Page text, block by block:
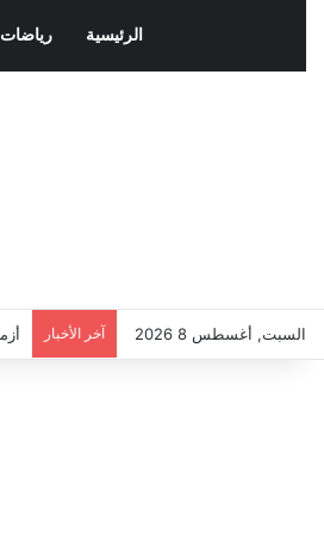
الرئيسية رياضات
السبت, أغسطس 8 2026 آخر الأخبار